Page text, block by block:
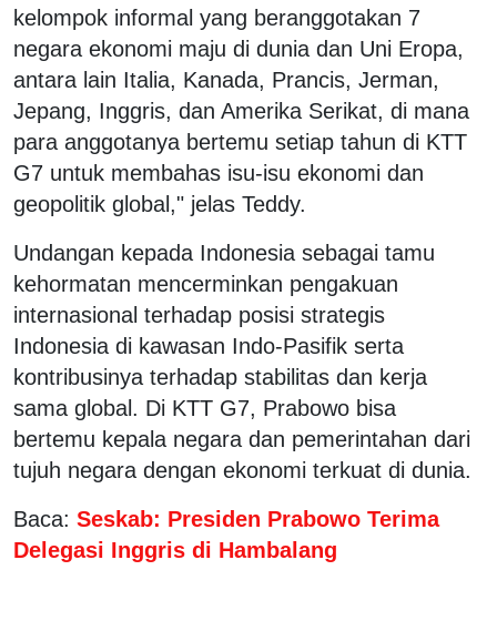
kelompok informal yang beranggotakan 7
negara ekonomi maju di dunia dan Uni Eropa,
antara lain Italia, Kanada, Prancis, Jerman,
Jepang, Inggris, dan Amerika Serikat, di mana
para anggotanya bertemu setiap tahun di KTT
G7 untuk membahas isu-isu ekonomi dan
geopolitik global," jelas Teddy.
Undangan kepada Indonesia sebagai tamu
kehormatan mencerminkan pengakuan
internasional terhadap posisi strategis
Indonesia di kawasan Indo-Pasifik serta
kontribusinya terhadap stabilitas dan kerja
sama global. Di KTT G7, Prabowo bisa
bertemu kepala negara dan pemerintahan dari
tujuh negara dengan ekonomi terkuat di dunia.
Baca: Seskab: Presiden Prabowo Terima
Delegasi Inggris di Hambalang